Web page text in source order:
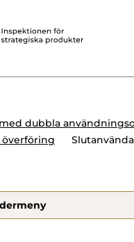
med dubbla
sanktioner
dubbla
överföring